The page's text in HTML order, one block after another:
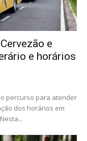
e
e horários
percurso para atender
dos horários em